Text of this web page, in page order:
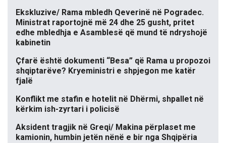
Ekskluzive/ Rama mbledh Qeverinë në Pogradec.
Ministrat raportojnë më 24 dhe 25 gusht, pritet
edhe mbledhja e Asamblesë që mund të ndryshojë
kabinetin
Çfarë është dokumenti “Besa” që Rama u propozoi
shqiptarëve? Kryeministri e shpjegon me katër
fjalë
Konflikt me stafin e hotelit në Dhërmi, shpallet në
kërkim ish-zyrtari i policisë
Aksident tragjik në Greqi/ Makina përplaset me
kamionin, humbin jetën nënë e bir nga Shqipëria